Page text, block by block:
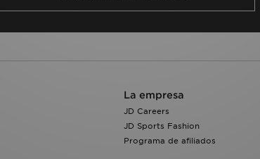
La empresa
JD Careers
JD Sports Fashion
Programa de afiliados